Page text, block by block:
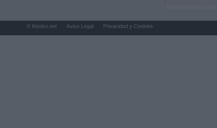
© Kiosko.net Aviso Legal Privacidad y Cookies